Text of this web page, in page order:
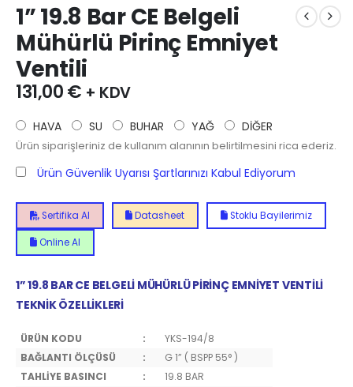
1” 19.8 Bar CE Belgeli
Mühürlü Pirinç Emniyet
Ventili
131,00€ + KDV
HAVA SU BUHAR YAĞ DİĞER
Ürün siparişleriniz de kullanım alanının belirtilmesini rica ederiz.
Ürün Güvenlik Uyarısı Şartlarınızı Kabul Ediyorum
Sertifika Al Datasheet Stoklu Bayilerimiz
Online Al
1” 19.8 BAR CE BELGELİ MÜHÜRLÜ PİRİNÇ EMNİYET VENTİLİ
TEKNİK ÖZELLİKLERİ
ÜRÜN KODU :
YKS-194/8
BAĞLANTI ÖLÇÜSÜ
:
G 1” ( BSPP 55° )
TAHLİYE BASINCI
:
19.8 BAR